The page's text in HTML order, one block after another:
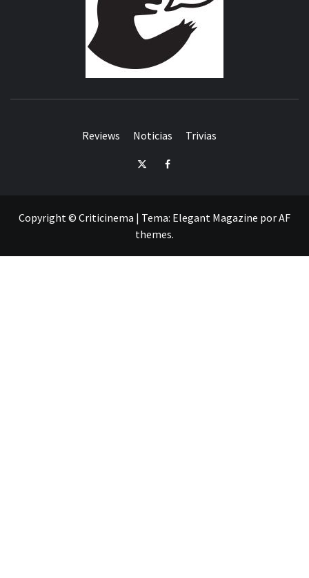
Reviews Noticias Trivias
TwitterFacebook
Copyright © Criticinema | Tema: Elegant Magazine porAF
themes.